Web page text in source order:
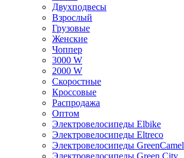
Двухподвесы
Взрослый
Грузовые
Женские
Чоппер
3000 W
2000 W
Скоростные
Кроссовые
Распродажа
Оптом
Электровелосипеды Elbike
Электровелосипеды Eltreco
Электровелосипеды GreenCamel
Электровелосипеды Green City